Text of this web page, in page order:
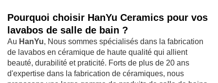
Pourquoi choisir HanYu Ceramics pour vos
lavabos de salle de bain ?
Au HanYu, Nous sommes spécialisés dans la fabrication
de lavabos en céramique de haute qualité qui allient
beauté, durabilité et praticité. Forts de plus de 20 ans
d'expertise dans la fabrication de céramiques, nous